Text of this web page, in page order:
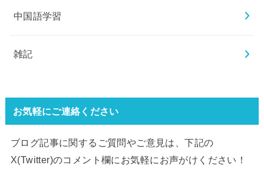
中国語学習
雑記
お気軽にご連絡ください
ブログ記事に関するご質問やご意見は、下記の
X(Twitter)のコメント欄にお気軽にお声がけください！